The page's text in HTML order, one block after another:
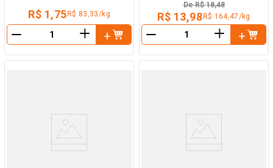
R$ 1,75 R$ 83,33/kg
＋
De R$ 18,48
R$ 13,98 R$ 164,47/kg
＋